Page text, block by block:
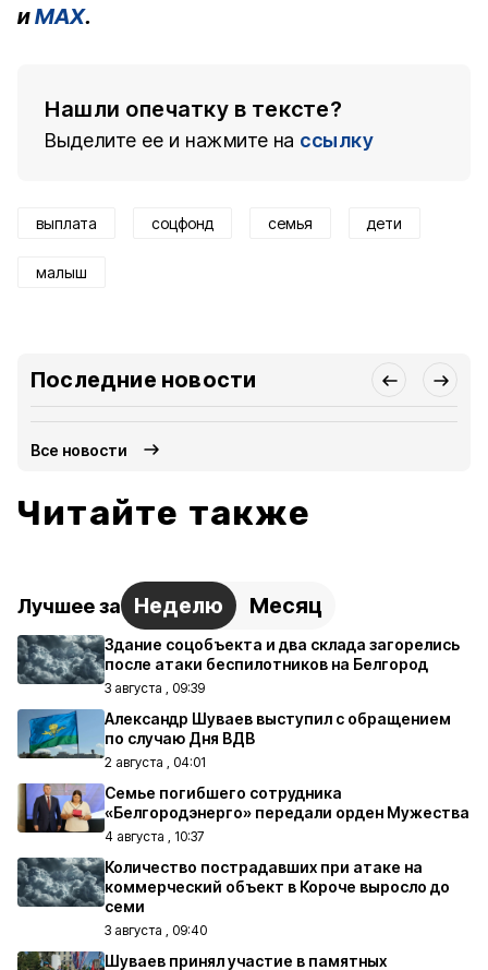
иMAX.
Нашли опечатку в тексте?
Выделите ее и нажмите на ссылку
выплата соцфонд семья дети
малыш
Последние новости
Все новости
Читайте также
Лучшее за Неделю Месяц
Здание соцобъекта и два склада загорелись
после атаки беспилотников на Белгород
3 августа , 09:39
Александр Шуваев выступил с обращением
по случаю Дня ВДВ
2 августа , 04:01
Семье погибшего сотрудника
«Белгородэнерго» передали орден Мужества
4 августа , 10:37
Количество пострадавших при атаке на
коммерческий объект в Короче выросло до
семи
3 августа , 09:40
Шуваев принял участие в памятных